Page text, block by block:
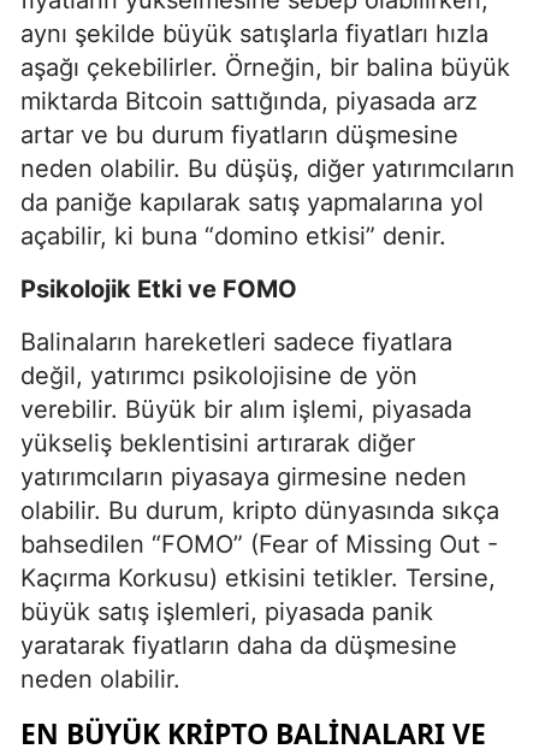
aynı şekilde büyük satışlarla fiyatları hızla
aşağı çekebilirler. Örneğin, bir balina büyük
miktarda Bitcoin sattığında, piyasada arz
artar ve bu durum fiyatların düşmesine
neden olabilir. Bu düşüş, diğer yatırımcıların
da paniğe kapılarak satış yapmalarına yol
açabilir, ki buna “domino etkisi” denir.
Psikolojik Etki ve FOMO
Balinaların hareketleri sadece fiyatlara
değil, yatırımcı psikolojisine de yön
verebilir. Büyük bir alım işlemi, piyasada
yükseliş beklentisini artırarak diğer
yatırımcıların piyasaya girmesine neden
olabilir. Bu durum, kripto dünyasında sıkça
bahsedilen “FOMO” (Fear of Missing Out -
Kaçırma Korkusu) etkisini tetikler. Tersine,
büyük satış işlemleri, piyasada panik
yaratarak fiyatların daha da düşmesine
neden olabilir.
EN BÜYÜK KRIPTO BALINALARI VE